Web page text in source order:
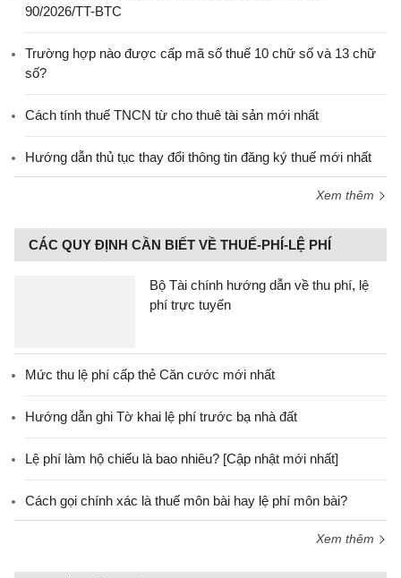
90/2026/TT-BTC
Trường hợp nào được cấp mã số thuế 10 chữ số và 13 chữ
số?
Cách tính thuế TNCN từ cho thuê tài sản mới nhất
Hướng dẫn thủ tục thay đổi thông tin đăng ký thuế mới nhất
Xem thêm
CÁC QUY ĐỊNH CẦN BIẾT VỀ THUẾ-PHÍ-LỆ PHÍ
Bộ Tài chính hướng dẫn về thu phí, lệ
phí trực tuyến
Mức thu lệ phí cấp thẻ Căn cước mới nhất
Hướng dẫn ghi Tờ khai lệ phí trước bạ nhà đất
Lệ phí làm hộ chiếu là bao nhiêu? [Cập nhật mới nhất]
Cách gọi chính xác là thuế môn bài hay lệ phí môn bài?
Xem thêm